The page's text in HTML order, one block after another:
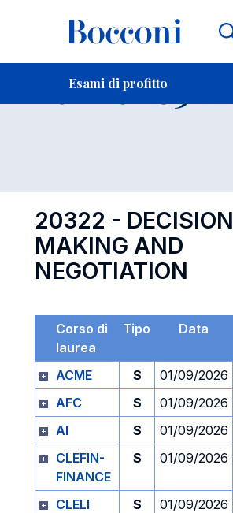
Esami di profitto
Esame 20322
20322 - DECISION
MAKING AND
NEGOTIATION
Corso di
laurea
Tipo Data
ACME
S 01/09/2026
AFC
S 01/09/2026
AI
S 01/09/2026
CLEFIN-
FINANCE
S 01/09/2026
CLELI S 01/09/2026